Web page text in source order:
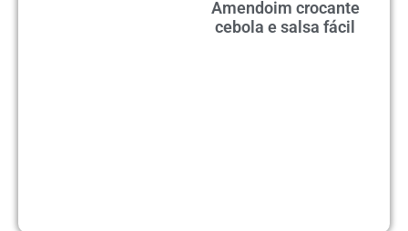
Amendoim crocante
cebola e salsa fácil